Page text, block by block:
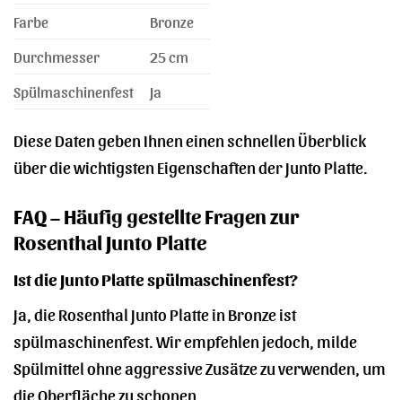
Farbe
Bronze
Durchmesser
25 cm
Spülmaschinenfest
Ja
Diese Daten geben Ihnen einen schnellen Überblick
über die wichtigsten Eigenschaften der Junto Platte.
FAQ – Häufig gestellte Fragen zur
Rosenthal Junto Platte
Ist die Junto Platte spülmaschinenfest?
Ja, die Rosenthal Junto Platte in Bronze ist
spülmaschinenfest. Wir empfehlen jedoch, milde
Spülmittel ohne aggressive Zusätze zu verwenden, um
die Oberfläche zu schonen.